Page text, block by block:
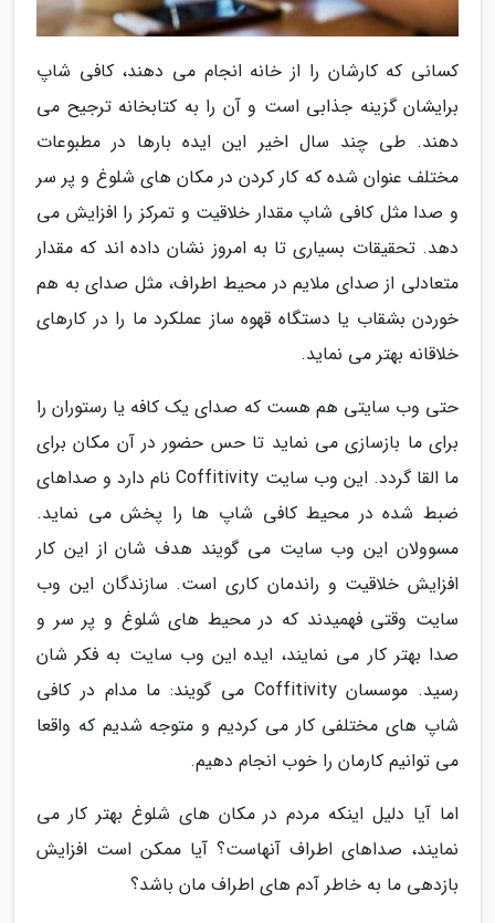
کسانی که کارشان را از خانه انجام می دهند، کافی شاپ
برایشان گزینه جذابی است و آن را به کتابخانه ترجیح می
دهند. طی چند سال اخیر این ایده بارها در مطبوعات
مختلف عنوان شده که کار کردن در مکان های شلوغ و پر سر
و صدا مثل کافی شاپ مقدار خلاقیت و تمرکز را افزایش می
دهد. تحقیقات بسیاری تا به امروز نشان داده اند که مقدار
متعادلی از صدای ملایم در محیط اطراف، مثل صدای به هم
خوردن بشقاب یا دستگاه قهوه ساز عملکرد ما را در کارهای
خلاقانه بهتر می نماید.
حتی وب سایتی هم هست که صدای یک کافه یا رستوران را
برای ما بازسازی می نماید تا حس حضور در آن مکان برای
ما القا گردد. این وب سایت Coffitivity نام دارد و صداهای
ضبط شده در محیط کافی شاپ ها را پخش می نماید.
مسوولان این وب سایت می گویند هدف شان از این کار
افزایش خلاقیت و راندمان کاری است. سازندگان این وب
سایت وقتی فهمیدند که در محیط های شلوغ و پر سر و
صدا بهتر کار می نمایند، ایده این وب سایت به فکر شان
رسید. موسسان Coffitivity می گویند: ما مدام در کافی
شاپ های مختلفی کار می کردیم و متوجه شدیم که واقعا
می توانیم کارمان را خوب انجام دهیم.
اما آیا دلیل اینکه مردم در مکان های شلوغ بهتر کار می
نمایند، صداهای اطراف آنهاست؟ آیا ممکن است افزایش
بازدهی ما به خاطر آدم های اطراف مان باشد؟